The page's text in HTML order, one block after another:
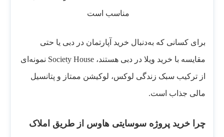
مناسب است
برای کسانی که به‌دنبال خرید آپارتمان در دبی یا حتی
مقایسه با خرید ویلا در دبی هستند، Society House نمونه‌ای
از ترکیب سبک زندگی لوکس، لوکیشن ممتاز و پتانسیل
مالی جذاب است.
چرا خرید پروژه سوسایتی هاوس از طریق املاک